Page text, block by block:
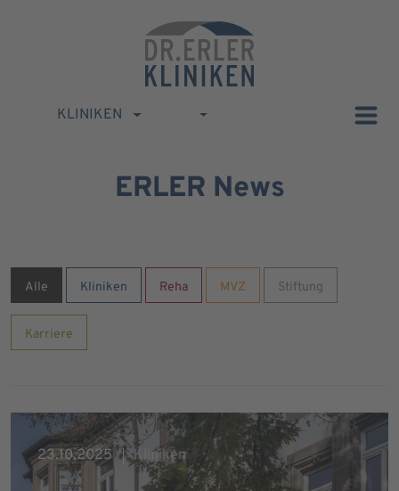
KLINIKEN
ERLER News
Alle Kliniken Reha MVZ Stiftung
Karriere
23.10.2025 Kliniken